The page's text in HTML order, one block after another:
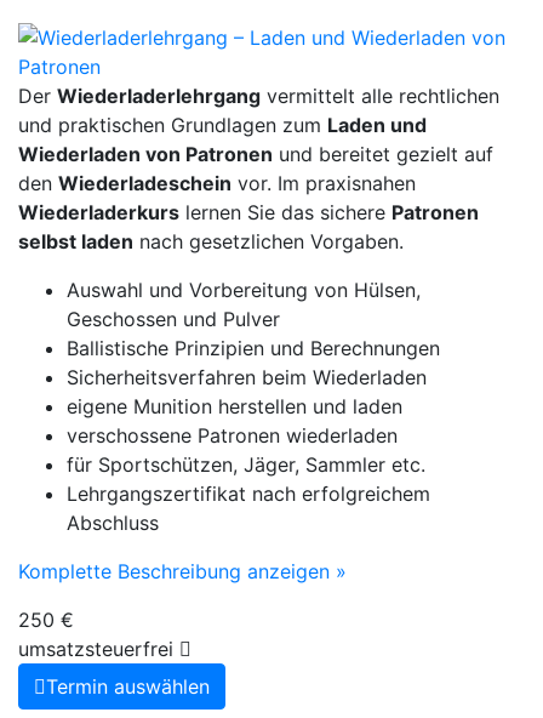
Der Wiederladerlehrgang vermittelt alle rechtlichen
und praktischen Grundlagen zum Laden und
Wiederladen von Patronen und bereitet gezielt auf
den Wiederladeschein vor. Im praxisnahen
Wiederladerkurs lernen Sie das sichere Patronen
selbst laden nach gesetzlichen Vorgaben.
Auswahl und Vorbereitung von Hülsen,
Geschossen und Pulver
Ballistische Prinzipien und Berechnungen
Sicherheitsverfahren beim Wiederladen
eigene Munition herstellen und laden
verschossene Patronen wiederladen
für Sportschützen, Jäger, Sammler etc.
Lehrgangszertifikat nach erfolgreichem
Abschluss
Komplette Beschreibung anzeigen »
250 €
umsatzsteuerfrei
Termin auswählen